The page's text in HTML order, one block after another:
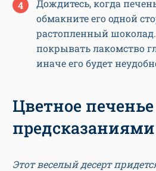
Дождитесь, когда
обмакните его одной
растопленный
покрывать лакомство
иначе его будет
Цветное печенье
предсказаниями
Этот веселый десерт